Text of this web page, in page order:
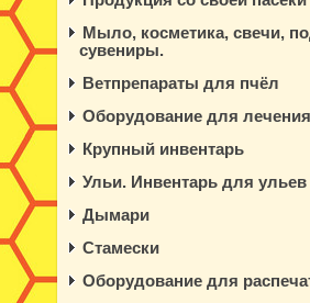
Мыло, косметика, свечи,
сувениры.
Ветпрепараты для пчёл
Оборудование для
Крупный инвентарь
Ульи. Инвентарь для ульев
Дымари
Стамески
Оборудование для